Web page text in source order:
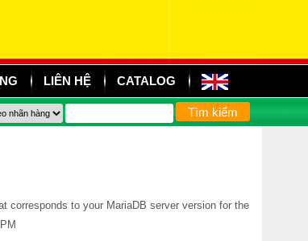
LIÊN HỆ CATALOG
corresponds to your MariaDB server version for the